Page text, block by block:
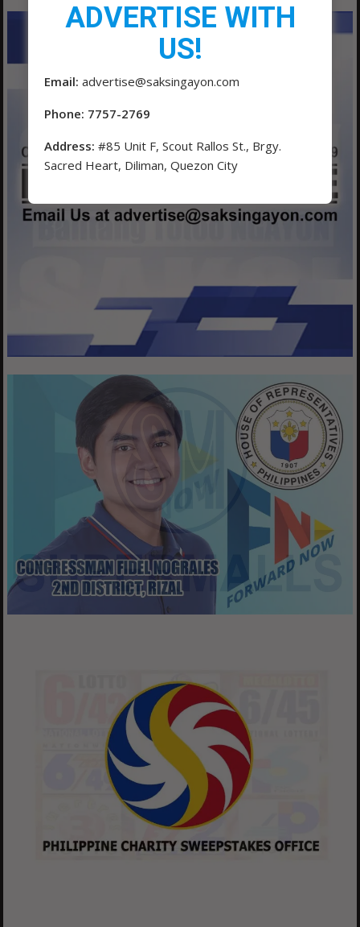
ADVERTISE WITH
US!
Email: advertise@saksingayon.com
Phone: 7757-2769
Address: #85 Unit F, Scout Rallos St., Brgy.
Sacred Heart, Diliman, Quezon City